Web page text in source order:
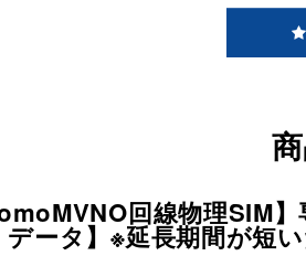
回線物理SIM】
タ】※延長期間が短